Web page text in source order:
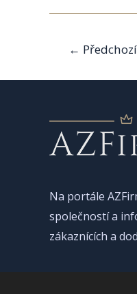
pro
←
Na portále
společností a
zákaznících a